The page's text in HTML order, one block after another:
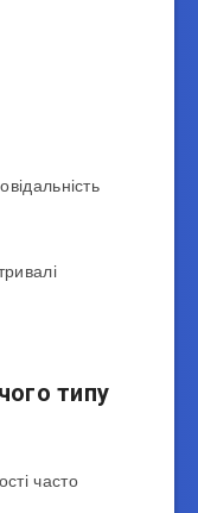
типу
часто